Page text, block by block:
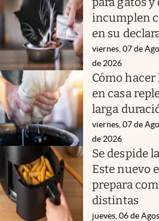
incumplen
en su
viernes, 07 de
de 2026
Cómo hacer
en casa
larga
viernes, 07 de
de 2026
Se despide
Este nuevo
prepara
distintas
jueves, 06 de